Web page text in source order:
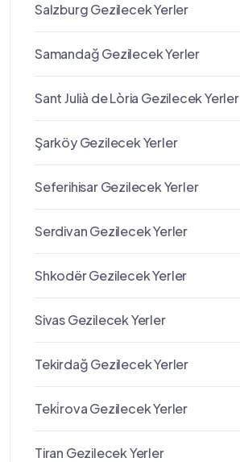
Salzburg Gezilecek Yerler
Samandağ Gezilecek Yerler
Sant Julià de Lòria Gezilecek Yerler
Şarköy Gezilecek Yerler
Seferihisar Gezilecek Yerler
Serdivan Gezilecek Yerler
Shkodër Gezilecek Yerler
Sivas Gezilecek Yerler
Tekirdağ Gezilecek Yerler
Teki̇rova Gezilecek Yerler
Tiran Gezilecek Yerler